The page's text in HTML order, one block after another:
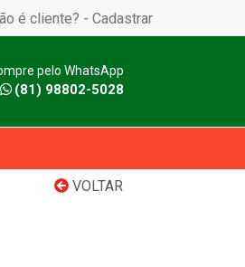
é cliente? - Cadastrar
pelo WhatsApp
(81) 98802-5028
VOLTAR